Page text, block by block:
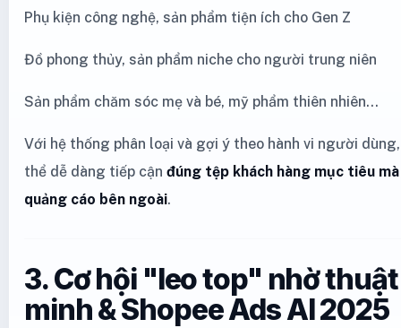
Phụ kiện công nghệ, sản phẩm tiện ích cho Gen Z
Đồ phong thủy, sản phẩm niche cho người trung niên
Sản phẩm chăm sóc mẹ và bé, mỹ phẩm thiên nhiên…
Với hệ thống phân loại và gợi ý theo hành vi người
thể dễ dàng tiếp cận đúng tệp khách hàng mục tiêu
quảng cáo bên ngoài.
3. Cơ hội "leo top" nhờ
minh & Shopee Ads AI 2025